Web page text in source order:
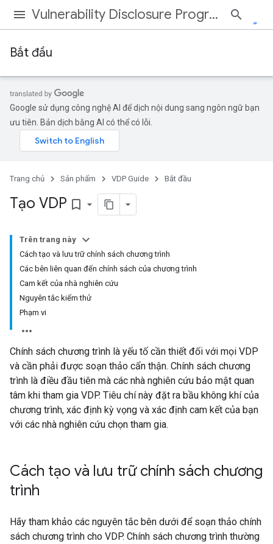
Vulnerability Disclosure Program
Bắt đầu
Google sử dụng công nghệ AI để dịch nội dung sang ngôn ngữ bạn
ưu tiên. Bản dịch bằng AI có thể có lỗi.
Trang chủ Sản phẩm VDP Guide Bắt đầu
Tạo VDP bookmark_border
Trên trang này
Cách tạo và lưu trữ chính sách chương trình
Các bên liên quan đến chính sách của chương trình
Cam kết của nhà nghiên cứu
Nguyên tắc kiểm thử
Phạm vi
Chính sách chương trình là yếu tố cần thiết đối với mọi VDP
và cần phải được soạn thảo cẩn thận. Chính sách chương
trình là điều đầu tiên mà các nhà nghiên cứu bảo mật quan
tâm khi tham gia VDP. Tiêu chí này đặt ra bầu không khí của
chương trình, xác định kỳ vọng và xác định cam kết của bạn
với các nhà nghiên cứu chọn tham gia.
Cách tạo và lưu trữ chính sách chương
trình
Hãy tham khảo các nguyên tắc bên dưới để soạn thảo chính
sách chương trình cho VDP. Chính sách chương trình thường